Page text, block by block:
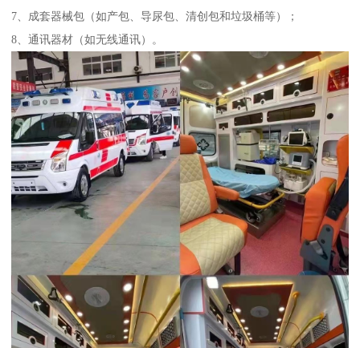
7、成套器械包（如产包、导尿包、清创包和垃圾桶等）；
8、通讯器材（如无线通讯）。